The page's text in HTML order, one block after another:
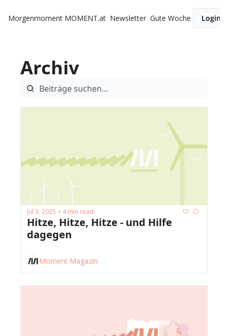
Morgenmoment MOMENT.at Newsletter Gute Woche Login
Archiv
Jul 3, 2025 • 4 min read
Hitze, Hitze, Hitze - und Hilfe
dagegen
Moment Magazin